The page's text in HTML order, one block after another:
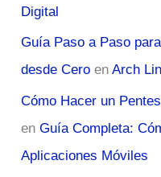
Digital
Guía Paso a Paso
desde Cero enArch
Cómo Hacer un
enGuía Completa:
Aplicaciones Móviles